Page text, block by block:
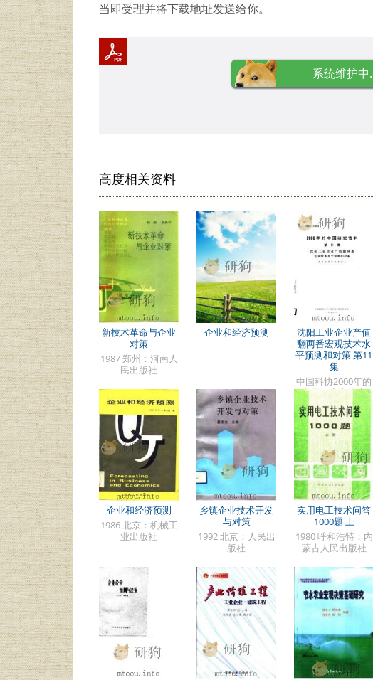
当即受理并将下载地址发送给你。
系统维护中
高度相关资料
新技术革命与企业
对策
1987 郑州：河南人
民出版社
企业和经济预测
沈阳工业企业产值
翻两番宏观技术水
平预测和对策 第11
集
中国科协2000年的
中国研究办会室
企业和经济预测
1986 北京：机械工
业出版社
乡镇企业技术开发
与对策
1992 北京：人民出
版社
实用电工技术问答
1000题 上
1980 呼和浩特：内
蒙古人民出版社